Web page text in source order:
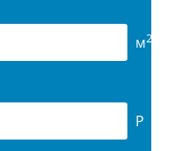
м2
Р